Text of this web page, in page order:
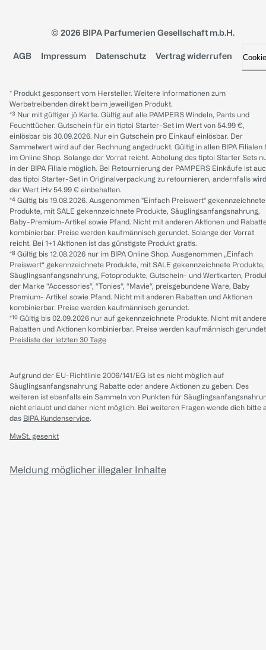
© 2026 BIPA Parfumerien Gesellschaft m.b.H.
AGB Impressum Datenschutz Vertrag widerrufen
* Produkt gesponsert vom Hersteller. Weitere Informationen zum
Werbetreibenden direkt beim jeweiligen Produkt.
*³ Nur mit gültiger jö Karte. Gültig auf alle PAMPERS Windeln, Pants und
Feuchttücher. Gutschein für ein tiptoi Starter-Set im Wert von 54.99 €,
einlösbar bis 30.09.2026. Nur ein Gutschein pro Einkauf einlösbar. Der
Sammelwert wird auf der Rechnung angedruckt. Gültig in allen BIPA Filialen
im Online Shop. Solange der Vorrat reicht. Abholung des tiptoi Starter Sets
in der BIPA Filiale möglich. Bei Retournierung der PAMPERS Einkäufe ist
das tiptoi Starter-Set in Originalverpackung zu retournieren, andernfalls wird
der Wert iHv 54.99 € einbehalten.
*⁴ Gültig bis 19.08.2026. Ausgenommen "Einfach Preiswert" gekennzeichnete
Produkte, mit SALE gekennzeichnete Produkte, Säuglingsanfangsnahrung,
Baby-Premium-Artikel sowie Pfand. Nicht mit anderen Aktionen und
kombinierbar. Preise werden kaufmännisch gerundet. Solange der Vorrat
reicht. Bei 1+1 Aktionen ist das günstigste Produkt gratis.
*⁸ Gültig bis 12.08.2026 nur im BIPA Online Shop. Ausgenommen „Einfach
Preiswert“ gekennzeichnete Produkte, mit SALE gekennzeichnete Produkte,
Säuglingsanfangsnahrung, Fotoprodukte, Gutschein- und Wertkarten,
der Marke “Accessories“, “Tonies“, “Mavie“, preisgebundene Ware, Baby
Premium- Artikel sowie Pfand. Nicht mit anderen Rabatten und Aktionen
kombinierbar. Preise werden kaufmännisch gerundet.
*¹⁰ Gültig bis 02.09.2026 nur auf gekennzeichnete Produkte. Nicht mit
Rabatten und Aktionen kombinierbar. Preise werden kaufmännisch
Preisliste der letzten 30 Tage
Aufgrund der EU-Richtlinie 2006/141/EG ist es nicht möglich auf
Säuglingsanfangsnahrung Rabatte oder andere Aktionen zu geben. Des
weiteren ist ebenfalls ein Sammeln von Punkten für
nicht erlaubt und daher nicht möglich. Bei weiteren Fragen wende dich bitte
das BIPA Kundenservice.
MwSt. gesenkt
Meldung möglicher illegaler Inhalte